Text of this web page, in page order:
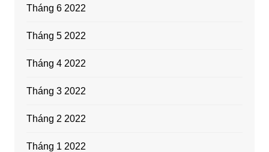
Tháng 6 2022
Tháng 5 2022
Tháng 4 2022
Tháng 3 2022
Tháng 2 2022
Tháng 1 2022